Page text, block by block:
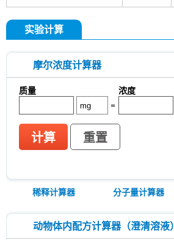
实验计算
摩尔浓度计算器
质量 浓度
=
计算 重置
稀释计算器 分子量计算器
动物体内配方计算器（澄清溶液）